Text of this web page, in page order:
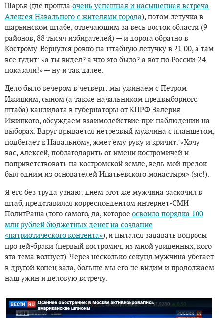
Шарья (где прошла очень успешная и насыщенная встреча
Алексея Навального с жителями города), потом летучка в
шарьинском штабе, отвечающим за весь восток области (9
районов, 88 тысяч избирателей) — и дорога обратно в
Кострому. Вернулся ровно на штабную летучку в 21.00, а там
все гудит: «а ты видел? а что это было? а вот по России-24
показали!» — ну и так далее.
Дело было вечером в четверг: мы ужинаем с Петром
Ижицким, сыном (а также начальником предвыборного
штаба) кандидата в губернаторы от КПРФ Валерия
Ижицкого, обсуждаем взаимодействие при наблюдении на
выборах. Вдруг врывается нетрезвый мужчина с планшетом,
подбегает к Навальному, жмет ему руку и кричит: «Хочу
вас, Алексей, поблагодарить от имени костромичей и
поприветствовать на костромской земле, ведь мой предок
был одним из основателей Ипатьевского монастыря» (sic!).
Я его без труда узнаю: днем этот же мужчина заскочил в
штаб, представился корреспондентом интернет-СМИ
ПолитРаша (того самого, да, которое освоило порядка 100
млн рублей бюджетных денег на создание
«патриотического контента»), и пытался задавать вопросы
про гей-браки (первый костромич, из мной увиденных, кого
эта тема волнует). Через несколько секунд мужчина убегает
в другой конец зала, больше мы его не видим и продолжаем
наш ужин и деловую встречу.